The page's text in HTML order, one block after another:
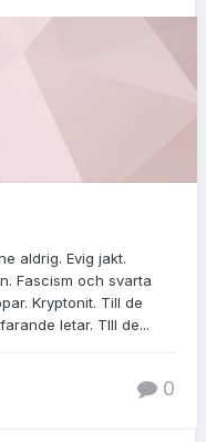
aldrig. Evig jakt.
Fascism och svarta
Kryptonit. Till de
letar. TIll de...
0